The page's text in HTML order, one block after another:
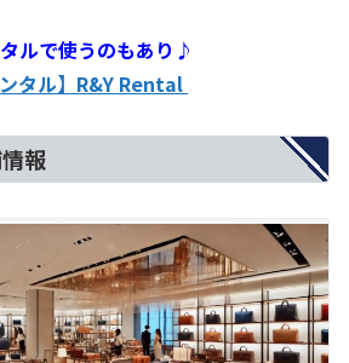
ルで使うのもあり♪
ンタル】R&Y Rental
報